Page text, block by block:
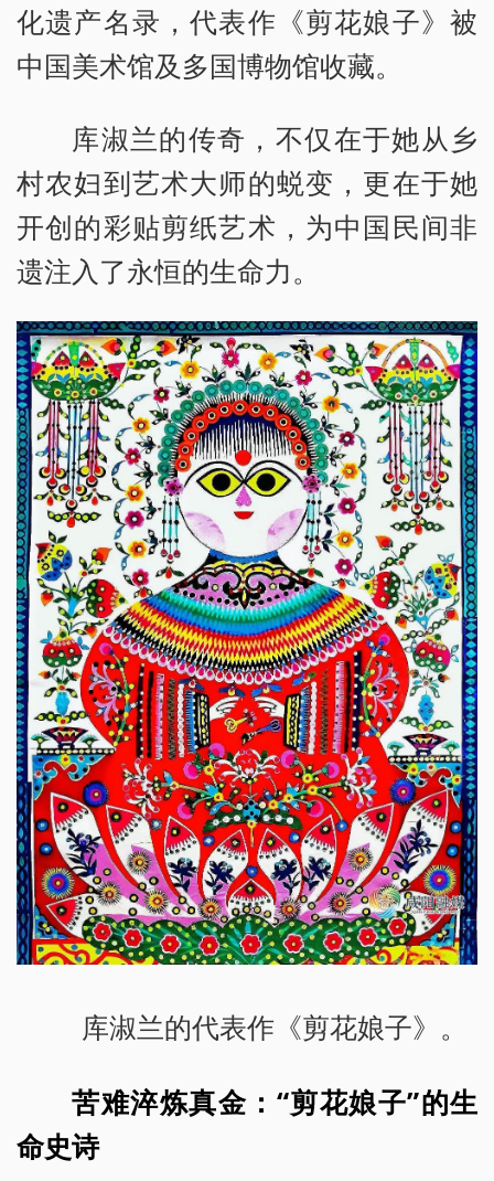
化遗产名录，代表作《剪花娘子》被
中国美术馆及多国博物馆收藏。
库淑兰的传奇，不仅在于她从乡
村农妇到艺术大师的蜕变，更在于她
开创的彩贴剪纸艺术，为中国民间非
遗注入了永恒的生命力。
库淑兰的代表作《剪花娘子》。
苦难淬炼真金：“剪花娘子”的生
命史诗